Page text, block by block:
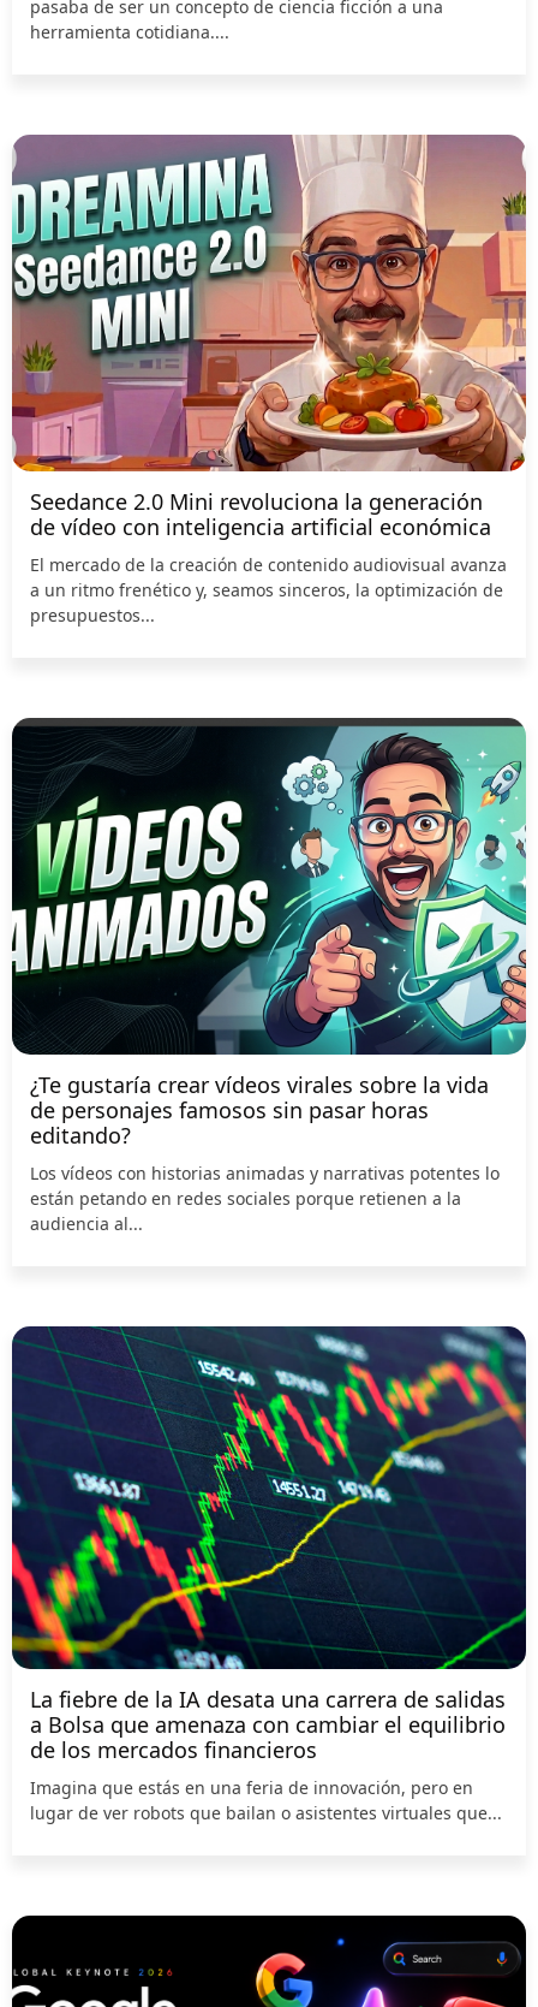
pasaba de ser un concepto de ciencia ficción a una
herramienta cotidiana....
Seedance 2.0 Mini revoluciona la generación
de vídeo con inteligencia artificial económica
El mercado de la creación de contenido audiovisual avanza
a un ritmo frenético y, seamos sinceros, la optimización de
presupuestos...
¿Te gustaría crear vídeos virales sobre la vida
de personajes famosos sin pasar horas
editando?
Los vídeos con historias animadas y narrativas potentes lo
están petando en redes sociales porque retienen a la
audiencia al...
La fiebre de la IA desata una carrera de salidas
a Bolsa que amenaza con cambiar el equilibrio
de los mercados financieros
Imagina que estás en una feria de innovación, pero en
lugar de ver robots que bailan o asistentes virtuales que...